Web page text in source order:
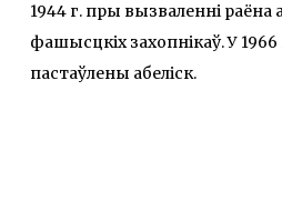
1944 г. пры вызваленні раёна
фашысцкіх захопнікаў. У 1966
пастаўлены абеліск.